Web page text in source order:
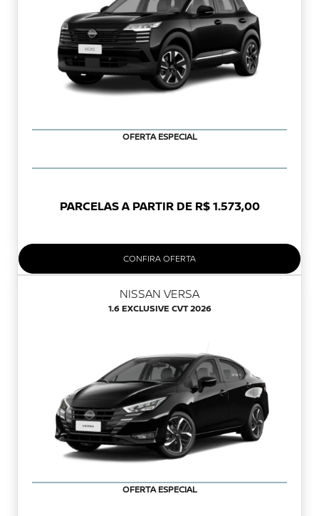
OFERTA ESPECIAL
PARCELAS A PARTIR DE R$ 1.573,00
CONFIRA OFERTA
NISSAN VERSA
1.6 EXCLUSIVE CVT 2026
OFERTA ESPECIAL